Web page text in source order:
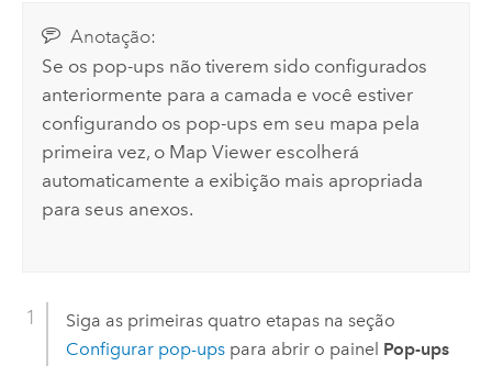
Anotação:
Se os pop-ups não tiverem sido configurados
anteriormente para a camada e você estiver
configurando os pop-ups em seu mapa pela
primeira vez, o Map Viewer escolherá
automaticamente a exibição mais apropriada
para seus anexos.
Siga as primeiras quatro etapas na seção
Configurar pop-upspara abrir o painel Pop-ups